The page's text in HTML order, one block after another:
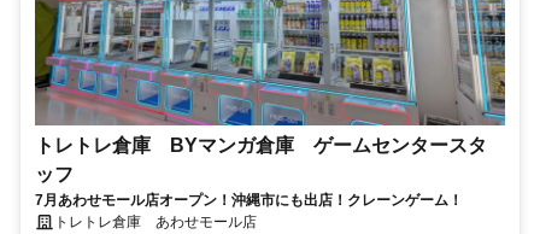
トレトレ倉庫 BYマンガ倉庫 ゲームセンタースタ
ッフ
7月あわせモール店オープン！沖縄市にも出店！クレーンゲーム！
トレトレ倉庫 あわせモール店